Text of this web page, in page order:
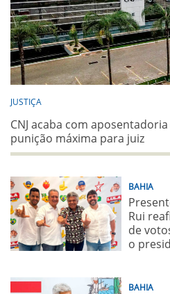
JUSTIÇA
CNJ acaba com
punição máxima para juiz
BAHIA
Rui
de
o
BAHIA